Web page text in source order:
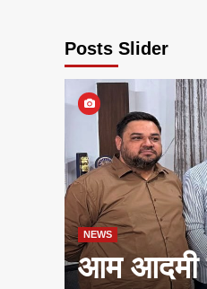
Posts Slider
NEWS
आम आदमी